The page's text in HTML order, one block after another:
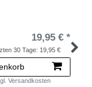
19,95 € *
30 Tage: 19,95 €
Versandkosten